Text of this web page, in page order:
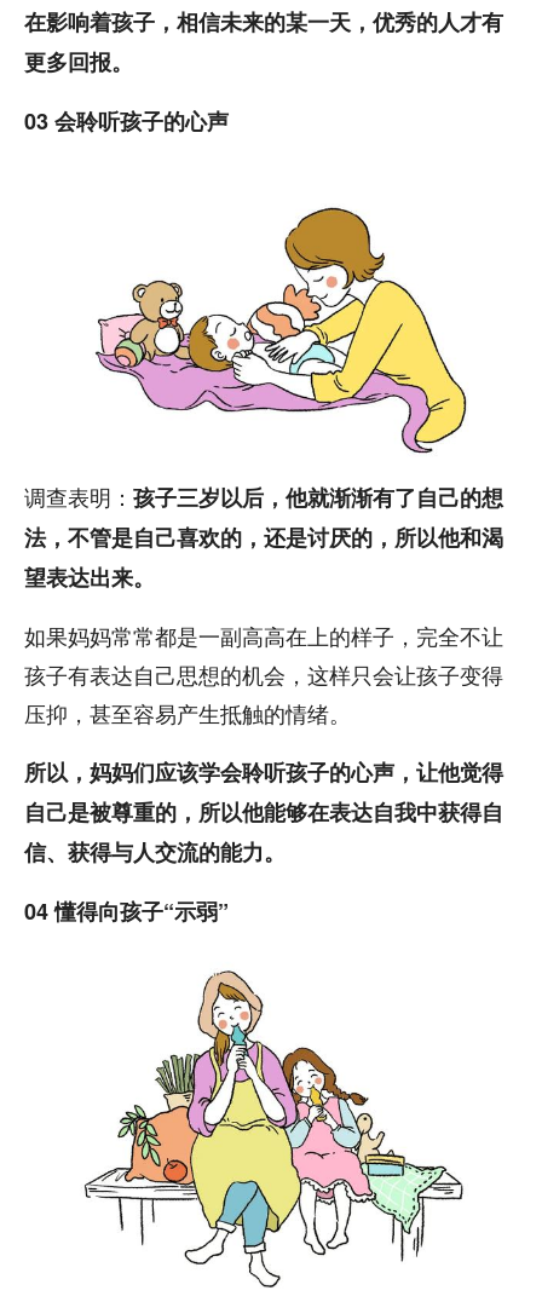
在影响着孩子，相信未来的某一天，优秀的人才有
更多回报。
03 会聆听孩子的心声
调查表明： 孩子三岁以后，他就渐渐有了自己的想
法，不管是自己喜欢的，还是讨厌的，所以他和渴
望表达出来。
如果妈妈常常都是一副高高在上的样子，完全不让
孩子有表达自己思想的机会，这样只会让孩子变得
压抑，甚至容易产生抵触的情绪。
所以，妈妈们应该学会聆听孩子的心声，让他觉得
自己是被尊重的，所以他能够在表达自我中获得自
信、获得与人交流的能力。
04 懂得向孩子“示弱”